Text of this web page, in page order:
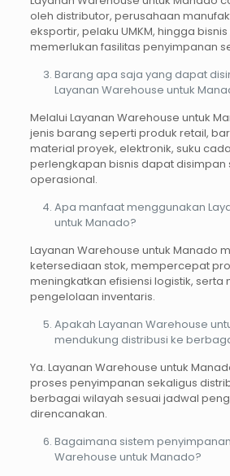
oleh distributor, perusahaan
eksportir, pelaku UMKM, hingga
memerlukan fasilitas penyimpanan
Barang apa saja yang dapat
Layanan Warehouse untuk
Melalui Layanan Warehouse untuk
jenis barang seperti produk retail,
material proyek, elektronik, suku
perlengkapan bisnis dapat disimpan
operasional.
Apa manfaat menggunakan
untuk Manado?
Layanan Warehouse untuk Manado
ketersediaan stok, mempercepat
meningkatkan efisiensi logistik, serta
pengelolaan inventaris.
Apakah Layanan Warehouse
mendukung distribusi ke
Ya. Layanan Warehouse untuk
proses penyimpanan sekaligus
berbagai wilayah sesuai jadwal
direncanakan.
Bagaimana sistem
Warehouse untuk Manado?